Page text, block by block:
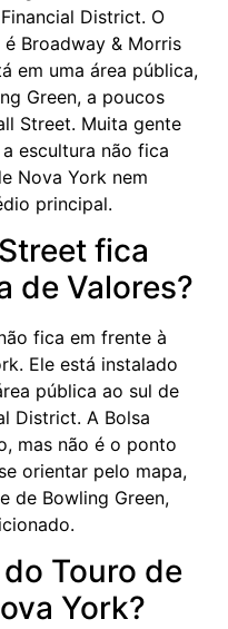
District. O
Broadway & Morris
em uma área pública,
Green, a poucos
Street. Muita gente
escultura não fica
Nova York nem
principal.
fica
de Valores?
fica em frente à
Ele está instalado
pública ao sul de
District. A Bolsa
mas não é o ponto
orientar pelo mapa,
de Bowling Green,
Touro de
York?